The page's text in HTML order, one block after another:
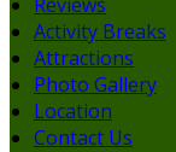
Activity Breaks
Attractions
Photo Gallery
Location
Contact Us